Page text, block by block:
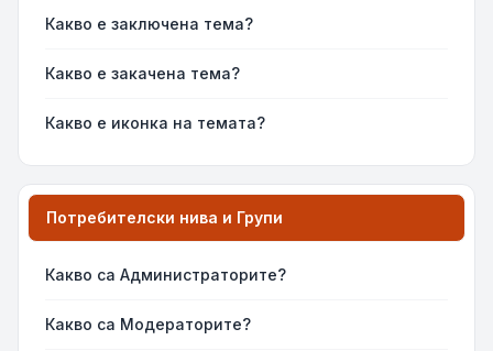
Какво е заключена тема?
Какво е закачена тема?
Какво е иконка на темата?
Потребителски нива и Групи
Какво са Администраторите?
Какво са Модераторите?